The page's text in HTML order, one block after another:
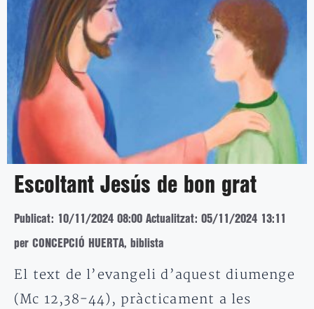
Escoltant Jesús de bon grat
Publicat: 10/11/2024 08:00 Actualitzat: 05/11/2024 13:11
per CONCEPCIÓ HUERTA, biblista
El text de l’evangeli d’aquest diumenge
(Mc 12,38-44), pràcticament a les